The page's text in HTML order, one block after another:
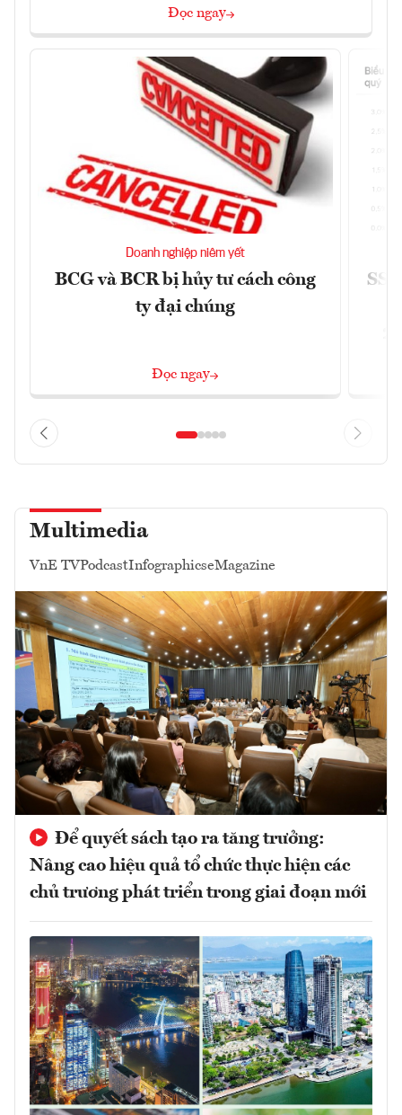
Đọc ngay
Doanh nghiệp niêm yết
BCG và BCR bị hủy tư cách công
ty đại chúng
Đọc ngay
SSI
Multimedia
VnE TVPodcastInfographicseMagazine
Để quyết sách tạo ra tăng trưởng:
Nâng cao hiệu quả tổ chức thực hiện các
chủ trương phát triển trong giai đoạn mới